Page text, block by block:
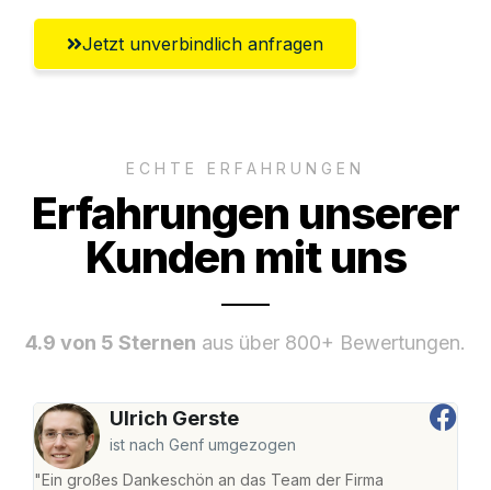
Jetzt unverbindlich anfragen
ECHTE ERFAHRUNGEN
Erfahrungen unserer
Kunden mit uns
4.9 von 5 Sternen aus über 800+ Bewertungen.
Ulrich Gerste
ist nach Genf umgezogen
"Ein großes Dankeschön an das Team der Firma